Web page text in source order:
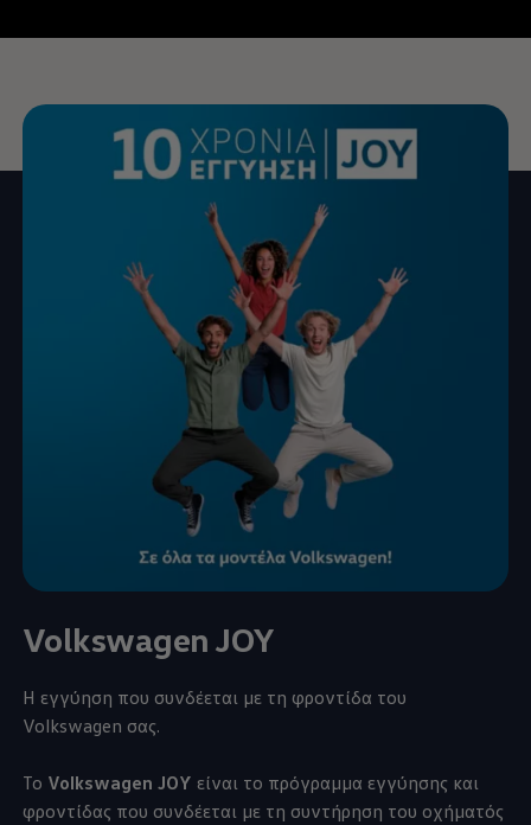
Volkswagen JOY
Η εγγύηση που συνδέεται με τη φροντίδα του
Volkswagen σας.
Το Volkswagen JOY είναι το πρόγραμμα εγγύησης και
φροντίδας που συνδέεται με τη συντήρηση του οχήματός